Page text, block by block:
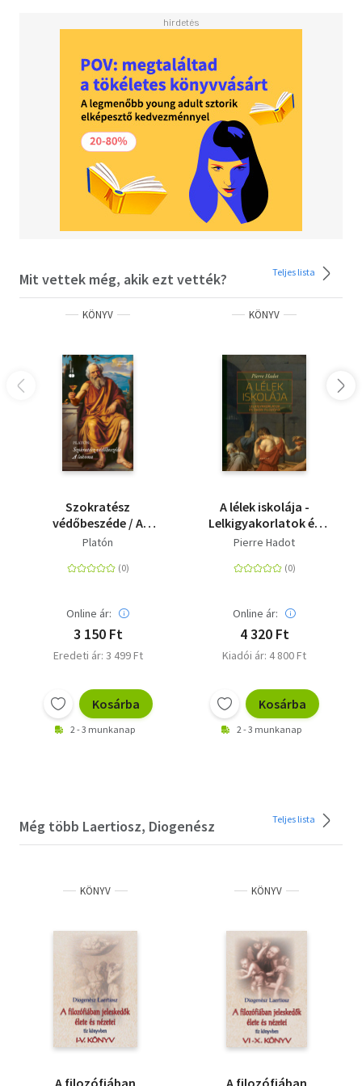
elárul a szerző álláspontjáról. Diogenész Laertiosz, ha
hogy a nem egy esetben félisteneknek vélt
iskolaalapítókat és mestereket, ha nem is tekintjük
különcöknek és csodabogaraknak, de hozzánk közelebb
állóknak érezzük.
Mit vettek még, akik ezt vették? Teljes lista
KÖNYV
Szokratész
védőbeszéde / A
lakoma - Élfestet
Platón
Online ár:
3 150 Ft
Eredeti ár: 3 499 Ft
Kosárba
2 - 3 munkanap
KÖNYV
A lélek iskolája -
Lelkigyakorlatok és
ókori filozófia
Pierre Hadot
Online ár:
4 320 Ft
Kiadói ár: 4 800 Ft
Kosárba
2 - 3 munkanap
Még több Laertiosz, Diogenész Teljes lista
KÖNYV KÖNYV